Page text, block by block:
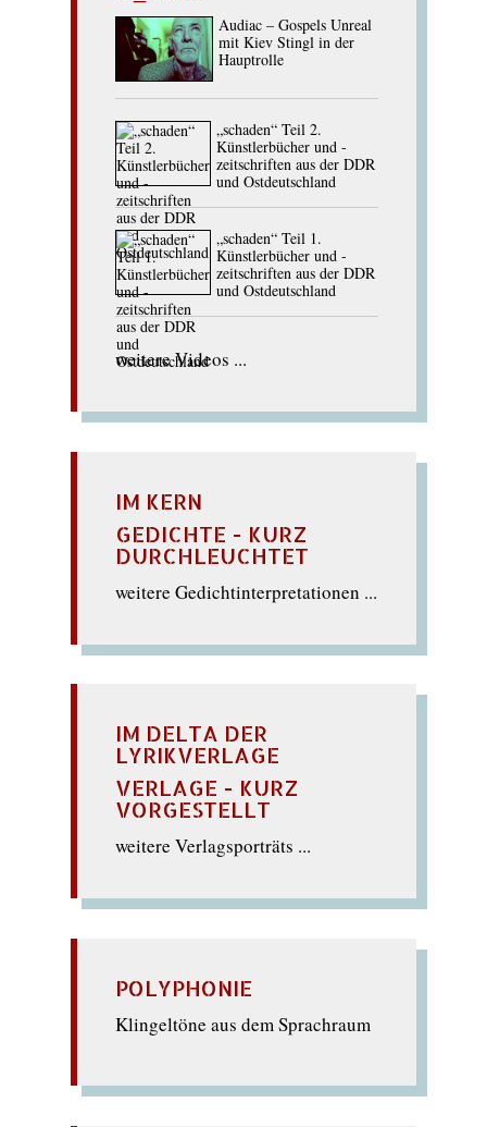
Audiac – Gospels Unreal
mit Kiev Stingl in der
Hauptrolle
„schaden“ Teil 2.
Künstlerbücher und -
zeitschriften aus der DDR
und Ostdeutschland
„schaden“ Teil 1.
Künstlerbücher und -
zeitschriften aus der DDR
und Ostdeutschland
weitere Videos ...
IM KERN
GEDICHTE - KURZ
DURCHLEUCHTET
weitere Gedichtinterpretationen ...
IM DELTA DER
LYRIKVERLAGE
VERLAGE - KURZ
VORGESTELLT
weitere Verlagsporträts ...
POLYPHONIE
Klingeltöne aus dem Sprachraum